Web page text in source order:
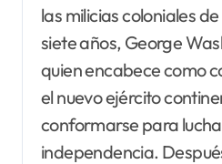
las milicias coloniales
siete años, George
quien encabece como
el nuevo ejército
conformarse para
independencia.